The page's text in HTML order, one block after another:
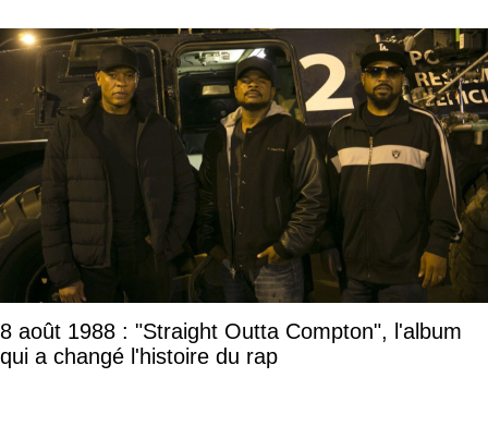
8 août 1988 : "Straight Outta Compton", l'album
qui a changé l'histoire du rap